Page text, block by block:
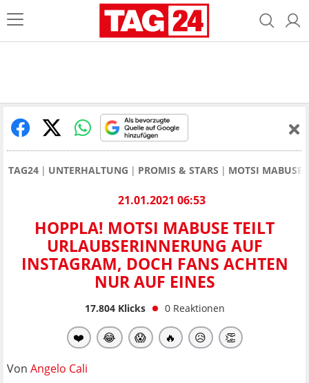
TAG24 UNTERHALTUNG PROMIS & STARS MOTSI MABUSE
21.01.2021 06:53
HOPPLA! MOTSI MABUSE TEILT
URLAUBSERINNERUNG AUF
INSTAGRAM, DOCH FANS ACHTEN
NUR AUF EINES
17.804Klicks 0 Reaktionen
❤️ 😂 😱 🔥 😥 👏
Von Angelo Cali